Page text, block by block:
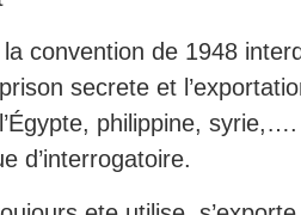
convention de 1948
secrete et
philippine,
d’interrogatoire.